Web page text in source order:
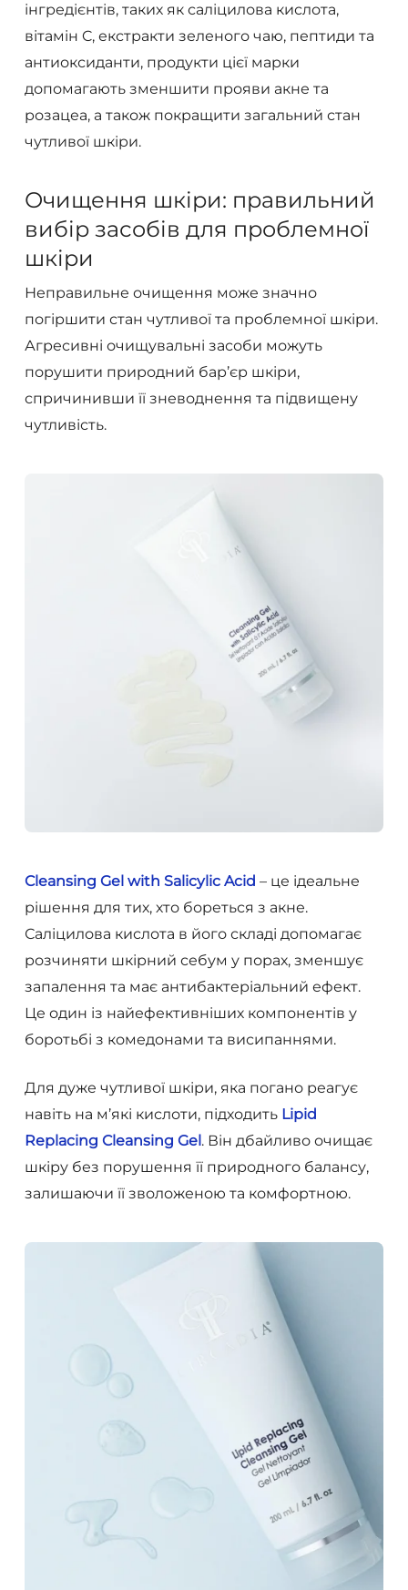
інгредієнтів, таких як саліцилова кислота,
вітамін C, екстракти зеленого чаю, пептиди та
антиоксиданти, продукти цієї марки
допомагають зменшити прояви акне та
розацеа, а також покращити загальний стан
чутливої шкіри.
Очищення шкіри: правильний
вибір засобів для проблемної
шкіри
Неправильне очищення може значно
погіршити стан чутливої та проблемної шкіри.
Агресивні очищувальні засоби можуть
порушити природний бар’єр шкіри,
спричинивши її зневоднення та підвищену
чутливість.
Cleansing Gel with Salicylic Acid – це ідеальне
рішення для тих, хто бореться з акне.
Саліцилова кислота в його складі допомагає
розчиняти шкірний себум у порах, зменшує
запалення та має антибактеріальний ефект.
Це один із найефективніших компонентів у
боротьбі з комедонами та висипаннями.
Для дуже чутливої шкіри, яка погано реагує
навіть на м’які кислоти, підходить Lipid
Replacing Cleansing Gel . Він дбайливо очищає
шкіру без порушення її природного балансу,
залишаючи її зволоженою та комфортною.